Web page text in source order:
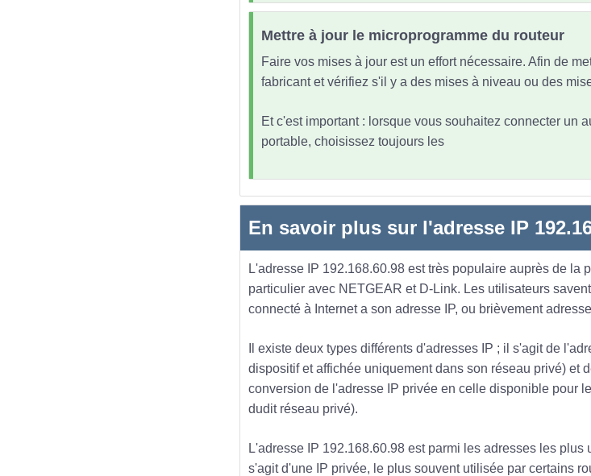
Mettre à jour le microprogramme du routeur
Faire vos mises à jour est un effort nécessaire. Afin de
fabricant et vérifiez s'il y a des mises à niveau ou des
Et c'est important : lorsque vous souhaitez connecter un
portable, choisissez toujours les
En savoir plus sur l'adresse IP
L'adresse IP 192.168.60.98 est très populaire auprès de la
particulier avec NETGEAR et D-Link. Les utilisateurs
connecté à Internet a son adresse IP, ou brièvement
Il existe deux types différents d'adresses IP ; il s'agit de
dispositif et affichée uniquement dans son réseau privé) et
conversion de l'adresse IP privée en celle disponible pour
dudit réseau privé).
L'adresse IP 192.168.60.98 est parmi les adresses les plus
s'agit d'une IP privée, le plus souvent utilisée par certains